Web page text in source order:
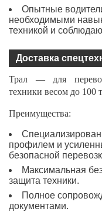
Опытные
необходимыми
техникой и
Доставка
Трал — для
техники весом до 100
Преимущества:
профилем и
безопасной
Максимальная
защита техники.
Полное
документами.